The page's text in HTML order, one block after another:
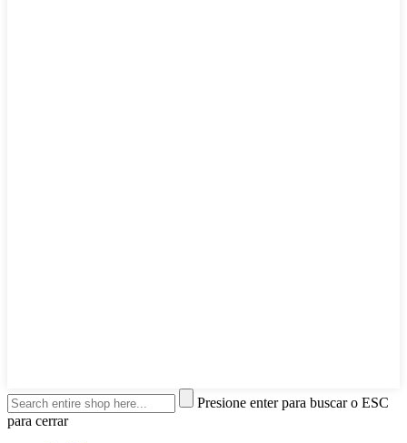
Presione enter para buscar o ESC
para cerrar